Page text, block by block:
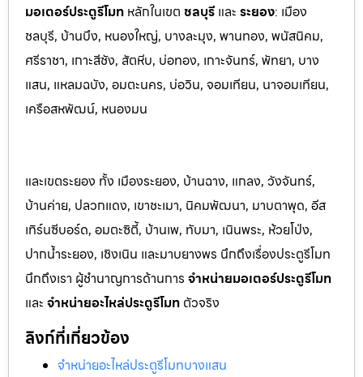
มอเตอร์ประตูรีโมท หลักในเขต ชลบุรี และ ระยอง: เมือง
ชลบุรี, บ้านบึง, หนองใหญ่, บางละมุง, พานทอง, พนัสนิคม,
ศรีราชา, เกาะสีชัง, สัตหีบ, บ่อทอง, เกาะจันทร์, พัทยา, บาง
แสน, แหลมฉบัง, อมตะนคร, บ่อวิน, จอมเทียน, นาจอมเทียน,
เครือสหพัฒน์, หนองมน
และเขตระยอง ทั้ง เมืองระยอง, บ้านฉาง, แกลง, วังจันทร์,
บ้านค่าย, ปลวกแดง, เขาชะเมา, นิคมพัฒนา, มาบตาพุด, อีส
เทิร์นซีบอร์ด, อมตะซิตี้, บ้านเพ, ทับมา, เนินพระ, ห้วยโป่ง,
ปากน้ำระยอง, เชิงเนิน และมาบยางพร นึกถึงเรื่องประตูรีโมท
นึกถึงเรา ผู้ชำนาญการด้านการ จำหน่ายมอเตอร์ประตูรีโมท
และ จำหน่ายอะไหล่ประตูรีโมท ตัวจริง
ลิงก์ที่เกี่ยวข้อง
จำหน่ายอะไหล่ประตูรีโมทบางแสน